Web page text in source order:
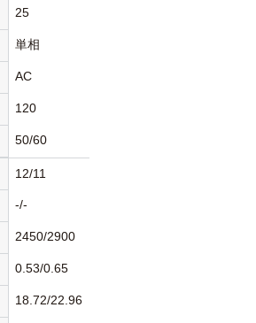
25
単相
AC
120
50/60
12/11
-/-
2450/2900
0.53/0.65
18.72/22.96